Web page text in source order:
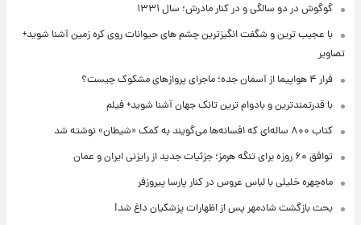
گوگوش در دو سالگی و در کنار مادرش؛ سال ۱۳۳۱
با عجیب ترین و شگفت انگیزترین چشم های حیوانات روی کره زمین آشنا شوید+
تصاویر
فرار ۴ هواپیما از آسمان جده؛ ماجرای پروازهای مشکوک چیست؟
با قدرتمندترین و بادوام ترین تانک جهان آشنا شوید+ فیلم
کتاب ۸۰۰ ساله‌ای که افسانه‌ها می‌گویند به کمک «شیطان» نوشته شد
توافق ۶۰ روزه برای تنگه هرمز؛ جزئیات جدید از رایزنی ایران و عمان
ماه‌چهره خلیلی با لباس عروس در کنار پارسا پیروزفر
بحث بازگشت شادمهر پس از اظهارات پزشکیان داغ شد!